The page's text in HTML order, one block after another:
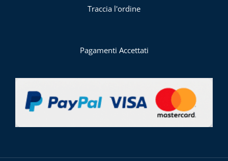
Traccia l'ordine
Pagamenti Accettati